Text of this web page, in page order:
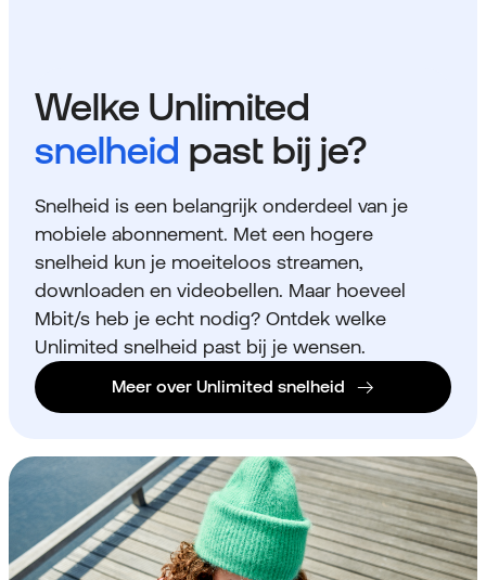
Welke Unlimited
snelheid past bij je?
Snelheid is een belangrijk onderdeel van je
mobiele abonnement. Met een hogere
snelheid kun je moeiteloos streamen,
downloaden en videobellen. Maar hoeveel
Mbit/s heb je echt nodig? Ontdek welke
Unlimited snelheid past bij je wensen.
Meer over Unlimited snelheid